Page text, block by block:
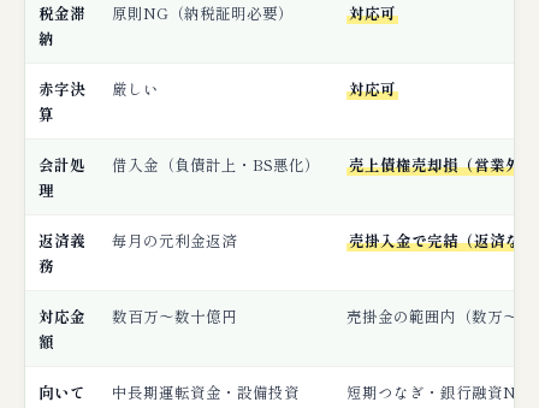
93%・銀行融資NG救済
NG柔軟審査
者の救済
【業種別】銀行融資 vs ファクタリングの最
② 建設業：ファクタリング比率が高い
税金滞
納
原則NG（納税証明必要） 対応可
赤字決
算
厳しい 対応可
会計処
理
借入金（負債計上・BS悪化） 売上債権売却損（営業外
返済義
務
毎月の元利金返済 売掛入金で完結（返済な
対応金
額
数百万〜数十億円 売掛金の範囲内（数万〜
向いて
中長期運転資金・設備投資 短期つなぎ・銀行融資NG